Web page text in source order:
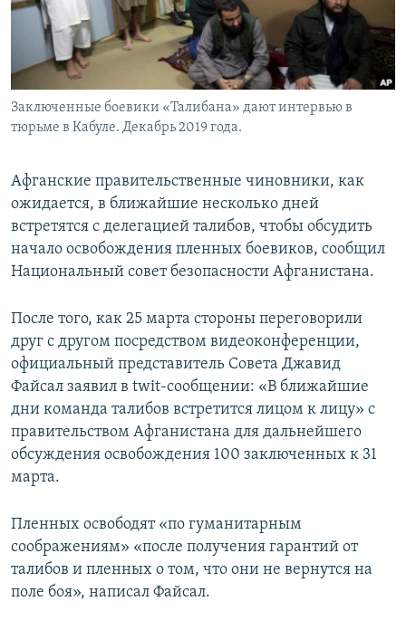
Заключенные боевики «Талибана» дают интервью в
тюрьме в Кабуле. Декабрь 2019 года.
Афганские правительственные чиновники, как
ожидается, в ближайшие несколько дней
встретятся с делегацией талибов, чтобы обсудить
начало освобождения пленных боевиков, сообщил
Национальный совет безопасности Афганистана.
После того, как 25 марта стороны переговорили
друг с другом посредством видеоконференции,
официальный представитель Совета Джавид
Файсал заявил в twit-сообщении: «В ближайшие
дни команда талибов встретится лицом к лицу» с
правительством Афганистана для дальнейшего
обсуждения освобождения 100 заключенных к 31
марта.
Пленных освободят «по гуманитарным
соображениям» «после получения гарантий от
талибов и пленных о том, что они не вернутся на
поле боя», написал Файсал.